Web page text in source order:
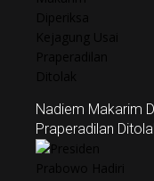
Nadiem Makarim
Praperadilan